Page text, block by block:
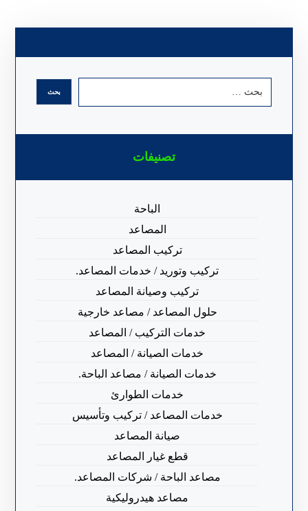
تصنيفات
الباحة
المصاعد
تركيب المصاعد
تركيب وتوريد / خدمات المصاعد.
تركيب وصيانة المصاعد
حلول المصاعد / مصاعد خارجية
خدمات التركيب / المصاعد
خدمات الصيانة / المصاعد
خدمات الصيانة / مصاعد الباحة.
خدمات الطوارئ
خدمات المصاعد / تركيب وتأسيس
صيانة المصاعد
قطع غيار المصاعد
مصاعد الباحة / شركات المصاعد.
مصاعد هيدروليكية